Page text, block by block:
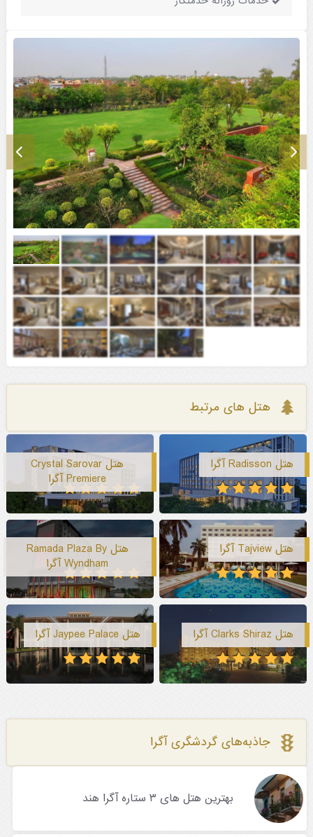
هتل های مرتبط
هتل Radisson آگرا
هتل Crystal Sarovar
Premiere آگرا
هتل Tajview آگرا
هتل Ramada Plaza By
Wyndham آگرا
هتل Clarks Shiraz آگرا هتل Jaypee Palace آگرا
جاذبه‌های گردشگری آگرا
بهترین هتل های ۳ ستاره آگرا هند